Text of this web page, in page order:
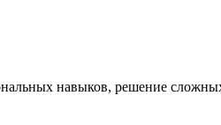
навыков, решение